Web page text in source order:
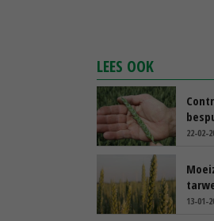
LEES OOK
22-02-
13-01-